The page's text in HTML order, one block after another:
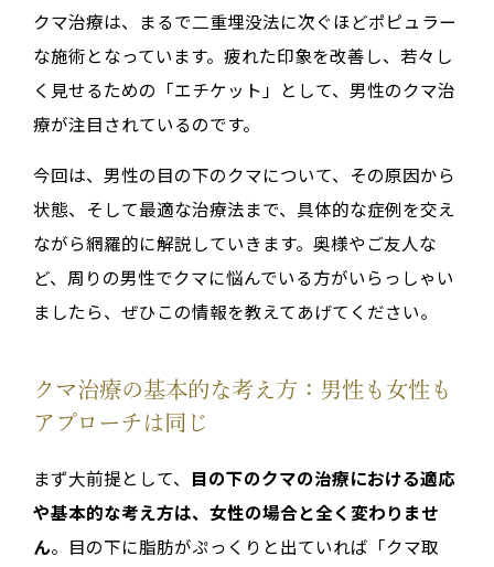
クマ治療は、まるで二重埋没法に次ぐほどポピュラー
な施術となっています。疲れた印象を改善し、若々し
く見せるための「エチケット」として、男性のクマ治
療が注目されているのです。
今回は、男性の目の下のクマについて、その原因から
状態、そして最適な治療法まで、具体的な症例を交え
ながら網羅的に解説していきます。奥様やご友人な
ど、周りの男性でクマに悩んでいる方がいらっしゃい
ましたら、ぜひこの情報を教えてあげてください。
クマ治療の基本的な考え方：男性も女性も
アプローチは同じ
まず大前提として、 目の下のクマの治療における適応
や基本的な考え方は、女性の場合と全く変わりませ
ん。目の下に脂肪がぷっくりと出ていれば「クマ取